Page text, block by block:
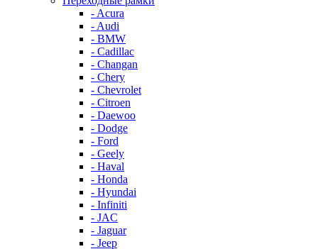
- Acura
- Audi
- BMW
- Cadillac
- Changan
- Chery
- Chevrolet
- Citroen
- Daewoo
- Dodge
- Ford
- Geely
- Haval
- Honda
- Hyundai
- Infiniti
- JAC
- Jaguar
- Jeep